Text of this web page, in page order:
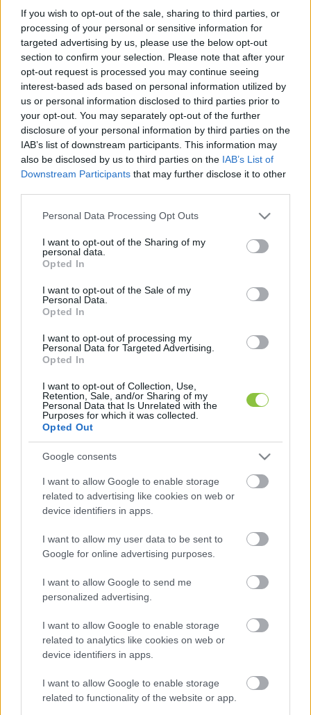
If you wish to opt-out of the sale, sharing to third parties, or
processing of your personal or sensitive information for
targeted advertising by us, please use the below opt-out
section to confirm your selection. Please note that after your
opt-out request is processed you may continue seeing
interest-based ads based on personal information utilized by
us or personal information disclosed to third parties prior to
your opt-out. You may separately opt-out of the further
disclosure of your personal information by third parties on the
IAB’s list of downstream participants. This information may
also be disclosed by us to third parties on the IAB’s List of
Downstream Participants that may further disclose it to other
Please note that this website/app uses one or more Google
not limited to your visit or usage behaviour. You may click to
grant or deny consent to Google and its third-party tags to
use your data for below specified purposes in below Google
consent section.
Personal Data Processing Opt Outs
I want to opt-out of the Sharing of my
personal data.
Opted In
I want to opt-out of the Sale of my
Personal Data.
Opted In
I want to opt-out of processing my
Personal Data for Targeted Advertising.
Opted In
I want to opt-out of Collection, Use,
Retention, Sale, and/or Sharing of my
Personal Data that Is Unrelated with the
Purposes for which it was collected.
Opted Out
Google consents
I want to allow Google to enable storage
related to advertising like cookies on web or
device identifiers in apps.
I want to allow my user data to be sent to
Google for online advertising purposes.
I want to allow Google to send me
personalized advertising.
I want to allow Google to enable storage
related to analytics like cookies on web or
device identifiers in apps.
I want to allow Google to enable storage
related to functionality of the website or app.
elemzésében. A szerzők szerint az energetikai
felújítások, a városi sűrítés és a zöldfelületi
fejlesztések gyakran együtt járnak az
ingatlanárak emelkedésével, ami kiszoríthatja
az alacsonyabb jövedelmű lakókat. A jelenség
egyszerre jelen van mindenhol a világban,
Párizsban, Budapesten és még Kecskeméten is.
(Utóbbival foglalkozni fogunk még a KecsUP
Híreken). Lapszemle.
A tanulmány a „zöld paradoxon” jelenségét
esetben éppen azoknak rontják a lakhatási
csoportba tartoznak. Az energiahatékony
korszerűsítésekből sok háztartás kimarad a
magas belépési költségek miatt, miközben a
felújított lakások értéke nő, ami az egész
A városi sűrítés során ráadásul gyakran bontanak
le régi, olcsóbb lakásokat, helyükre pedig
magasabb árkategóriájú ingatlanok épülnek.
Hasonló folyamat figyelhető meg a parkosítások
zöldebb, élhetőbb városrészek vonzóbbá válnak,
ami felhajtja az ingatlanárakat és fokozatos
lakosságcseréhez vezethet.
A kutatók szerint ezért a zöld átállás önmagában